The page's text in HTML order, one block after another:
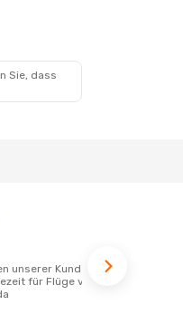
Sie, dass
für Flüge von